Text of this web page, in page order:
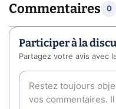
Commentaires 0
Participer à la
Partagez votre avis avec